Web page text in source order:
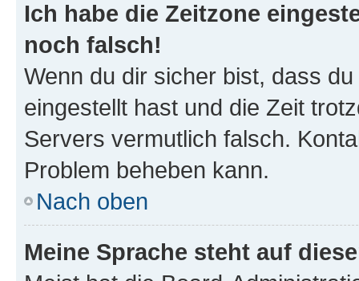
Ich habe die Zeitzone
noch falsch!
Wenn du dir sicher bist, dass
eingestellt hast und die Zeit
Servers vermutlich falsch.
Problem beheben kann.
Nach oben
Meine Sprache steht auf